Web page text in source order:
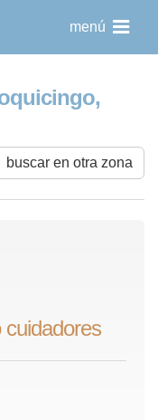
menú
buscar en otra zona